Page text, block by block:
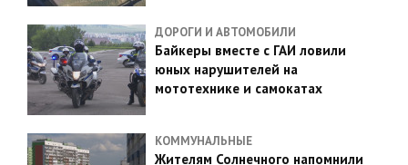
ДОРОГИ И АВТОМОБИЛИ
Байкеры вместе с ГАИ ловили
юных нарушителей на
мототехнике и самокатах
КОММУНАЛЬНЫЕ
Жителям Солнечного напомнили